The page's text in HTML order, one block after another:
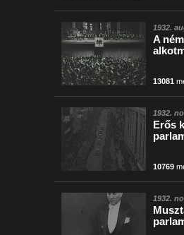
1932.
A
13081
1932.
Erős
10769
1932.